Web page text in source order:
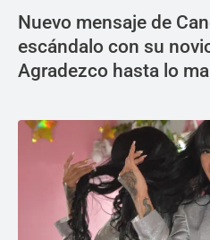
Nuevo mensaje de
escándalo con su
Agradezco hasta lo